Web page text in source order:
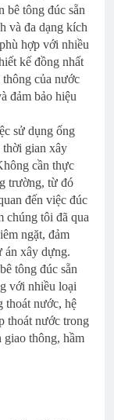
bê tông đúc sẵn
và đa dạng kích
hợp với nhiều
kế đồng nhất
của nước
đảm bảo hiệu
sử dụng ống
thời gian xây
cần thực
trường, từ đó
đến việc đúc
chúng tôi đã qua
ngặt, đảm
án xây dựng.
tông đúc sẵn
với nhiều loại
thoát nước, hệ
thoát nước trong
giao thông, hầm